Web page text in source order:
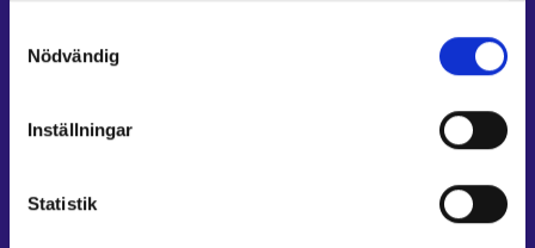
Cookies
Nödvändig
Inställningar
Statistik
Arbets- och näringsministeriet⁠
Kompetensstigen⁠